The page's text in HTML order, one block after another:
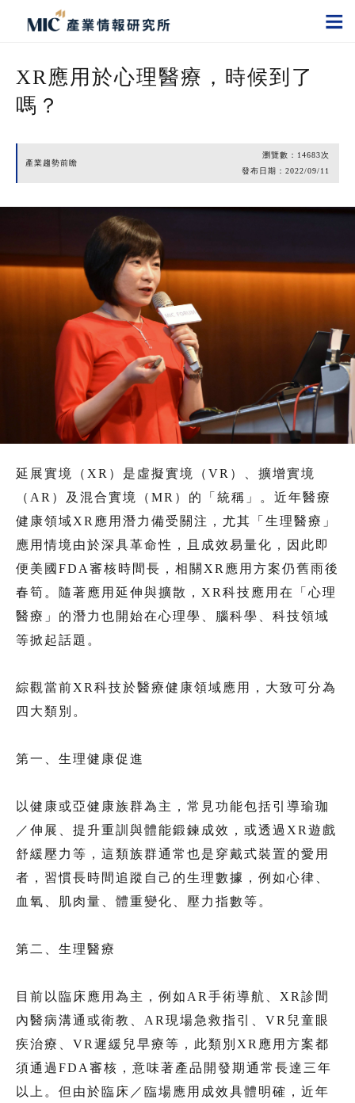
XR應用於心理醫療，時候到了
嗎？
產業趨勢前瞻
瀏覽數： 14683次
發布日期： 2022/09/11
延展實境（XR）是虛擬實境（VR）、擴增實境
（AR）及混合實境（MR）的「統稱」。近年醫療
健康領域XR應用潛力備受關注，尤其「生理醫療」
應用情境由於深具革命性，且成效易量化，因此即
便美國FDA審核時間長，相關XR應用方案仍舊雨後
春筍。隨著應用延伸與擴散，XR科技應用在「心理
醫療」的潛力也開始在心理學、腦科學、科技領域
等掀起話題。
綜觀當前XR科技於醫療健康領域應用，大致可分為
四大類別。
第一、生理健康促進
以健康或亞健康族群為主，常見功能包括引導瑜珈
／伸展、提升重訓與體能鍛鍊成效，或透過XR遊戲
舒緩壓力等，這類族群通常也是穿戴式裝置的愛用
者，習慣長時間追蹤自己的生理數據，例如心律、
血氧、肌肉量、體重變化、壓力指數等。
第二、生理醫療
目前以臨床應用為主，例如AR手術導航、XR診間
內醫病溝通或衛教、AR現場急救指引、VR兒童眼
疾治療、VR遲緩兒早療等，此類別XR應用方案都
須通過FDA審核，意味著產品開發期通常長達三年
以上。但由於臨床／臨場應用成效具體明確，近年